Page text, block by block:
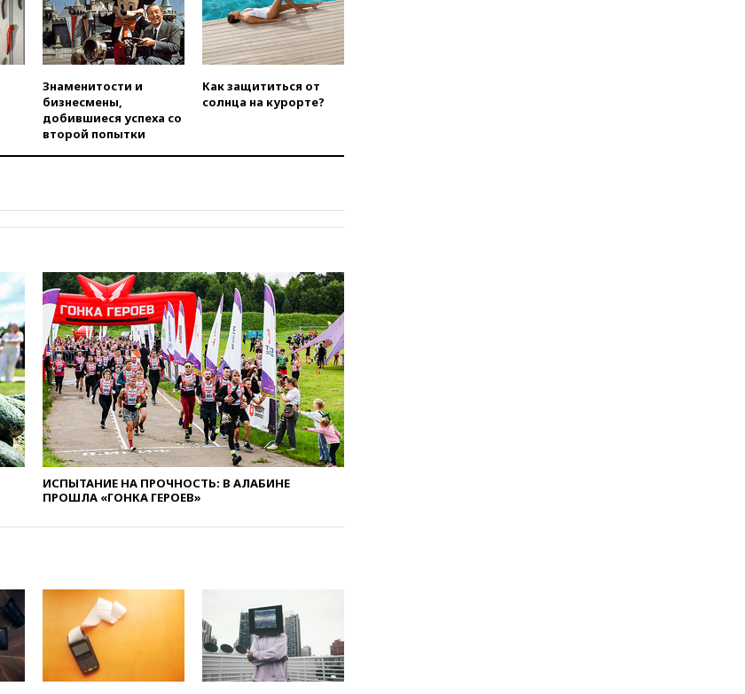
доходы российского бюджета
вчера, 22:15Аксаков: ЦБ
согласовал первый стандарт
исламского банкинга
вчера, 21:43 Организаторы
«Интервидения»
подтвердили, что конкурс
бензина старых
экологических классов
вчера, 21:15Путин обсудил с
Машковым 150-летие Союза
театральных деятелей
вчера, 20:47Newsweek:
«взрывная» диарея охватила
47 из 50 штатов США
вчера, 20:35ПВО за 12 часов
сбила 200 украинских
беспилотников
вчера, 20:20
ЧЕ российские синхронистки
после взрыва ничего не
вчера, 20:08
По всей Грузии
снова отключилось
электричество
Знаменитости и
бизнесмены,
добившиеся успеха со
второй попытки
Как защититься от
солнца на курорте?
ИСПЫТАНИЕ НА ПРОЧНОСТЬ: В АЛАБИНЕ
ПРОШЛА «ГОНКА ГЕРОЕВ»